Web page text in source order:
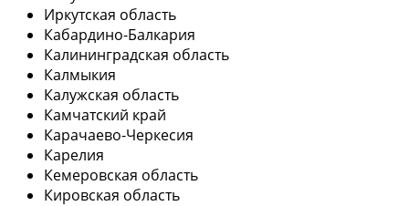
Иркутская область
Кабардино-Балкария
Калининградская область
Калмыкия
Калужская область
Камчатский край
Карачаево-Черкесия
Карелия
Кемеровская область
Кировская область